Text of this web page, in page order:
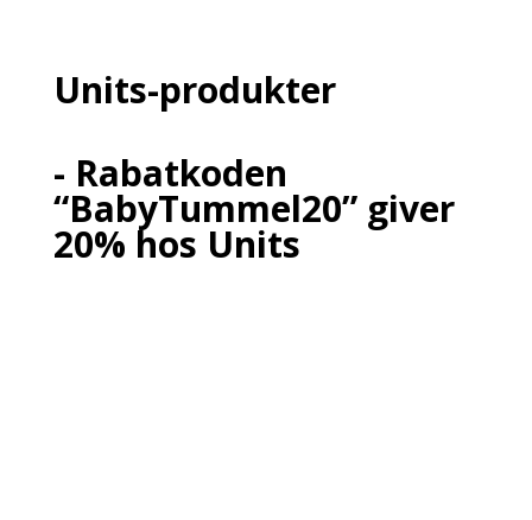
Units-produkter
- Rabatkoden
“BabyTummel20” giver
20% hos Units